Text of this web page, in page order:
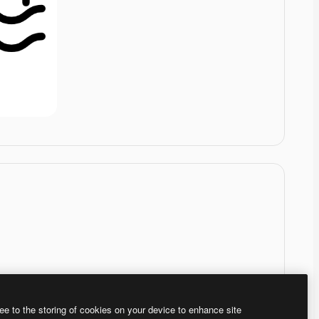
to the storing of cookies on your device to enhance site